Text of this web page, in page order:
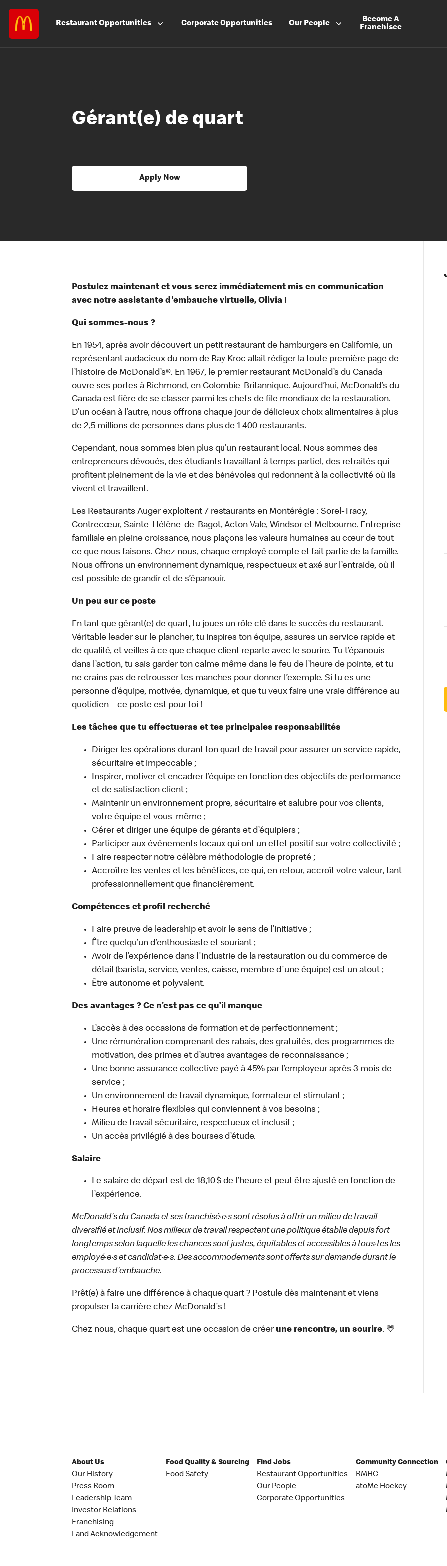
RestaurantOpportunities CorporateOpportunities Our People
Become A
Franchisee
Gérant(e) de quart
Apply Now
Postulez maintenant et vous serez immédiatement mis en communication
avec notre assistante d'embauche virtuelle, Olivia !
Qui sommes-nous ?
En 1954, après avoir découvert un petit restaurant de hamburgers en Californie, un
représentant audacieux du nom de Ray Kroc allait rédiger la toute première page de
l’histoire de McDonald’s®. En 1967, le premier restaurant McDonald’s du Canada
ouvre ses portes à Richmond, en Colombie-Britannique. Aujourd’hui, McDonald’s du
Canada est fière de se classer parmi les chefs de file mondiaux de la restauration.
D’un océan à l’autre, nous offrons chaque jour de délicieux choix alimentaires à plus
de 2,5 millions de personnes dans plus de 1 400 restaurants.
Cependant, nous sommes bien plus qu’un restaurant local. Nous sommes des
entrepreneurs dévoués, des étudiants travaillant à temps partiel, des retraités qui
profitent pleinement de la vie et des bénévoles qui redonnent à la collectivité où ils
vivent et travaillent.
Les Restaurants Auger exploitent 7 restaurants en Montérégie : Sorel-Tracy,
Contrecœur, Sainte-Hélène-de-Bagot, Acton Vale, Windsor et Melbourne. Entreprise
familiale en pleine croissance, nous plaçons les valeurs humaines au cœur de tout
ce que nous faisons. Chez nous, chaque employé compte et fait partie de la famille.
Nous offrons un environnement dynamique, respectueux et axé sur l’entraide, où il
est possible de grandir et de s’épanouir.
Un peu sur ce poste
En tant que gérant(e) de quart, tu joues un rôle clé dans le succès du restaurant.
Véritable leader sur le plancher, tu inspires ton équipe, assures un service rapide et
de qualité, et veilles à ce que chaque client reparte avec le sourire. Tu t’épanouis
dans l’action, tu sais garder ton calme même dans le feu de l’heure de pointe, et tu
ne crains pas de retrousser tes manches pour donner l’exemple. Si tu es une
personne d’équipe, motivée, dynamique, et que tu veux faire une vraie différence au
quotidien – ce poste est pour toi !
Les tâches que tu effectueras et tes principales responsabilités
Diriger les opérations durant ton quart de travail pour assurer un service rapide,
sécuritaire et impeccable ;
Inspirer, motiver et encadrer l’équipe en fonction des objectifs de performance
et de satisfaction client ;
Maintenir un environnement propre, sécuritaire et salubre pour vos clients,
votre équipe et vous-même ;
Gérer et diriger une équipe de gérants et d’équipiers ;
Participer aux événements locaux qui ont un effet positif sur votre collectivité ;
Faire respecter notre célèbre méthodologie de propreté ;
Accroître les ventes et les bénéfices, ce qui, en retour, accroît votre valeur, tant
professionnellement que financièrement.
Compétences et profil recherché
Faire preuve de leadership et avoir le sens de l’initiative ;
Être quelqu’un d’enthousiaste et souriant ;
Avoir de l’expérience dans l'industrie de la restauration ou du commerce de
détail (barista, service, ventes, caisse, membre d'une équipe) est un atout ;
Être autonome et polyvalent.
Des avantages ? Ce n’est pas ce qu’il manque
L’accès à des occasions de formation et de perfectionnement ;
Une rémunération comprenant des rabais, des gratuités, des programmes de
motivation, des primes et d’autres avantages de reconnaissance ;
Une bonne assurance collective payé à 45% par l’employeur après 3 mois de
service ;
Un environnement de travail dynamique, formateur et stimulant ;
Heures et horaire flexibles qui conviennent à vos besoins ;
Milieu de travail sécuritaire, respectueux et inclusif ;
Un accès privilégié à des bourses d’étude.
Salaire
Le salaire de départ est de 18,10 $ de l’heure et peut être ajusté en fonction de
l’expérience.
McDonald's du Canada et ses franchisé·e·s sont résolus à offrir un milieu de travail
diversifié et inclusif. Nos milieux de travail respectent une politique établie depuis fort
longtemps selon laquelle les chances sont justes, équitables et accessibles à tous·tes les
employé·e·s et candidat·e·s. Des accommodements sont offerts sur demande durant le
processus d'embauche.
Prêt(e) à faire une différence à chaque quart ? Postule dès maintenant et viens
propulser ta carrière chez McDonald's !
Chez nous, chaque quart est une occasion de créer une rencontre, un sourire. 💛
About Us
Our History
Press Room
Leadership Team
Investor Relations
Franchising
Land Acknowledgement
Food Quality & Sourcing
Food Safety
Find Jobs
Restaurant Opportunities
Our People
Corporate Opportunities
Community Connection
RMHC
atoMc Hockey